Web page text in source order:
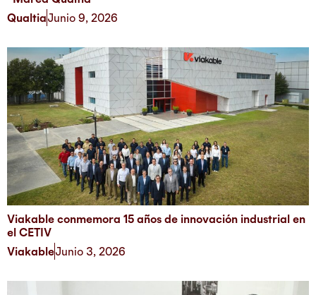
QualtiaJunio 9, 2026
Viakable conmemora 15 años de innovación industrial en
el CETIV
ViakableJunio 3, 2026